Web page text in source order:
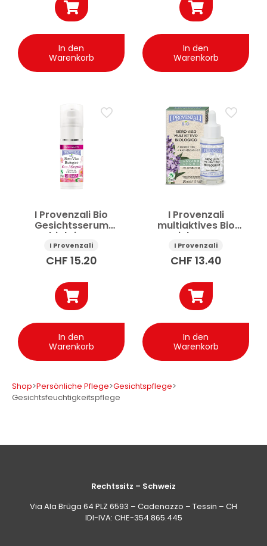
In den
Warenkorb
In den
Warenkorb
I Provenzali Bio
Gesichtsserum
multiaktiv Rosa
Mosqueta 30 ml
I Provenzali
CHF 15.20
In den
Warenkorb
I Provenzali
multiaktives Bio
Gesichtsserum
Ligurischer Lavendel
30 ml
I Provenzali
CHF 13.40
In den
Warenkorb
Shop>Persönliche Pflege>Gesichtspflege>
Gesichtsfeuchtigkeitspflege
Rechtssitz – Schweiz
Via Ala Brüga 64 PLZ 6593 – Cadenazzo – Tessin – CH
IDI-IVA: CHE-354.865.445